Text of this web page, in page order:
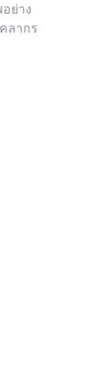
ย่าง
ลากร